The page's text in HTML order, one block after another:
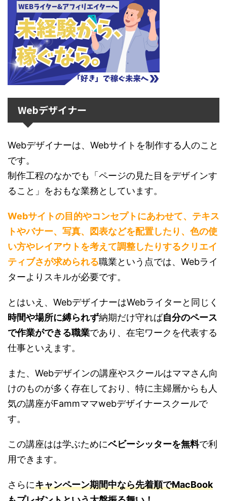
Webデザイナー
Webデザイナーは、Webサイトを制作する人のこと
です。
制作工程のなかでも「ページの見た目をデザインす
ること」をおもな業務としています。
Webサイトの目的やコンセプトにあわせて、テキス
トやバナー、写真、図表などを配置したり、色の使
い方やレイアウトを考えて調整したりするクリエイ
ティブさが求められる職業という点では、Webライ
ターよりスキルが必要です。
とはいえ、WebデザイナーはWebライターと同じく
時間や場所に縛られず納期だけ守れば自分のペース
で作業ができる職業であり、在宅ワークを代表する
仕事といえます。
また、Webデザインの講座やスクールはママさん向
けのものが多く存在しており、特に主婦層からも人
気の講座がFammママwebデザイナースクールで
す。
この講座はは学ぶためにベビーシッターを無料で利
用できます。
さらにキャンペーン期間中なら先着順でMacBook